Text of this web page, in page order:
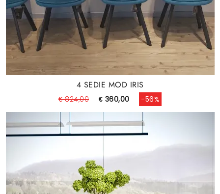
4 SEDIE MOD IRIS
€ 824,00 € 360,00 -56%